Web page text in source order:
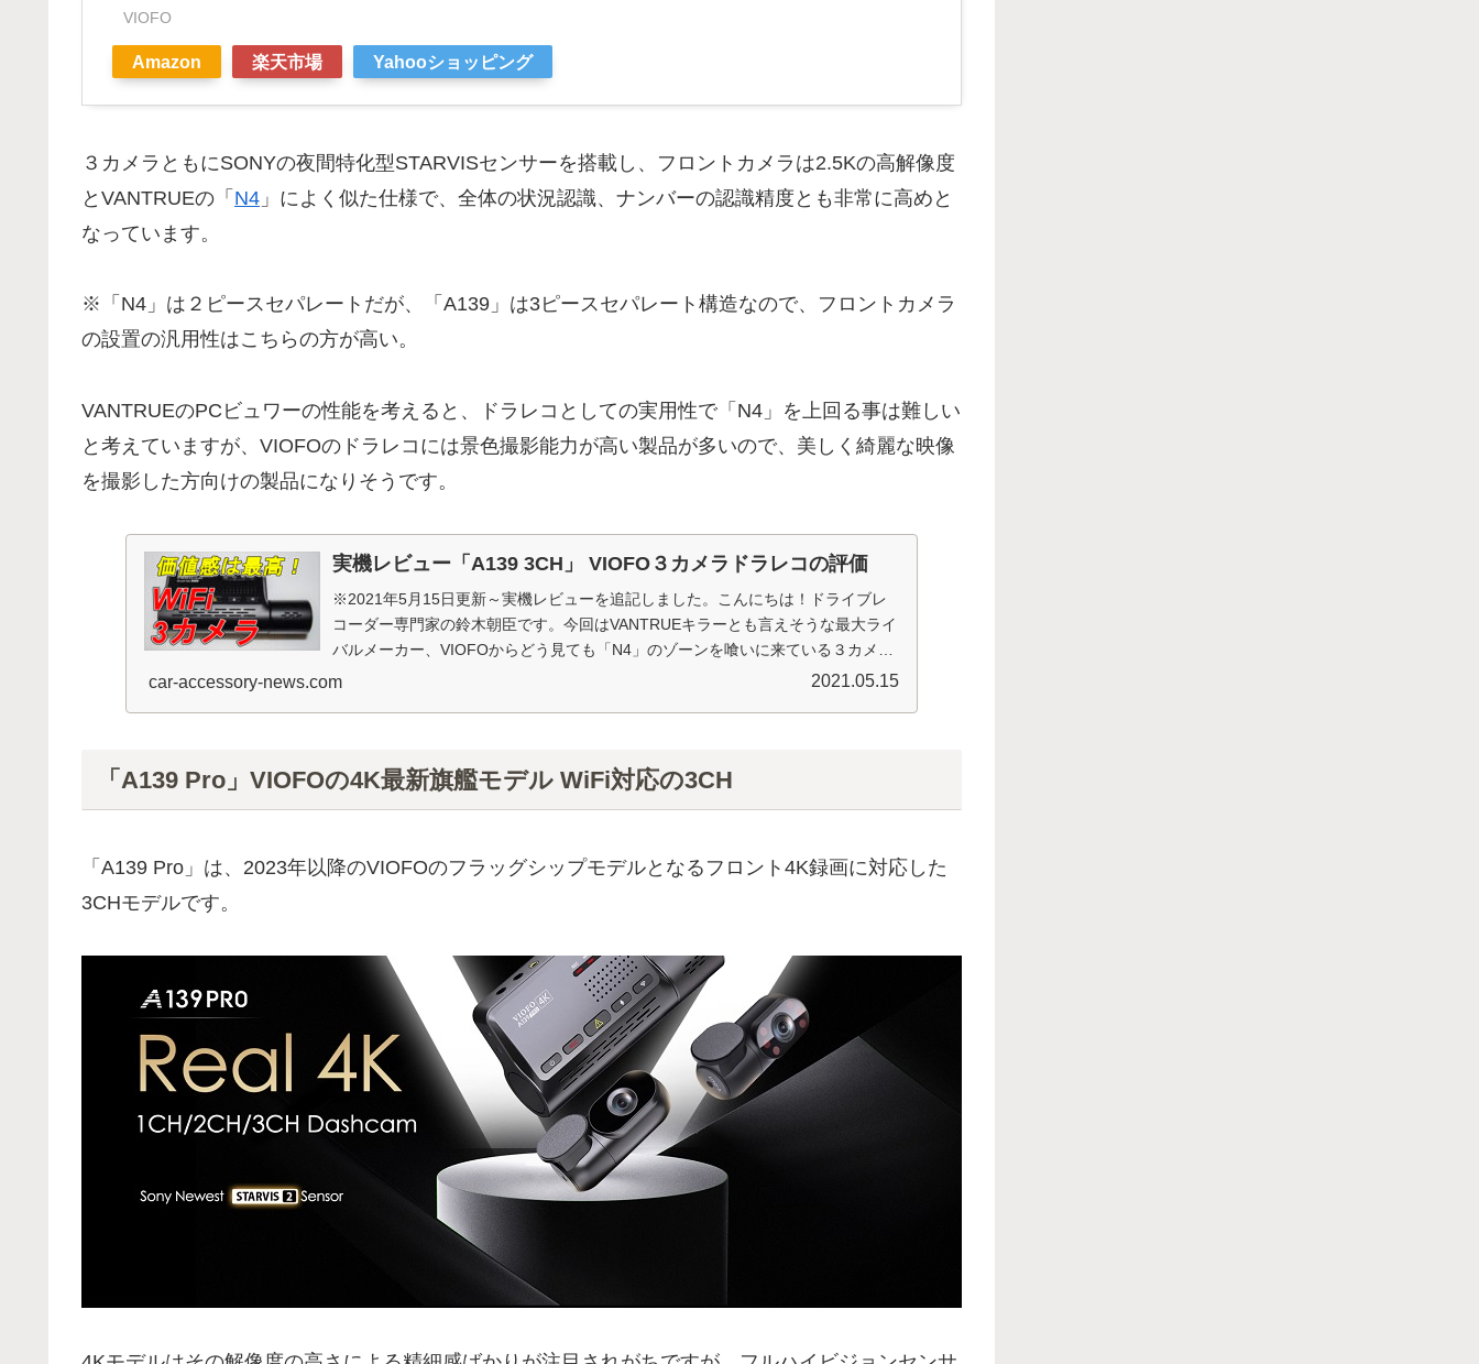
VIOFO
Amazon 楽天市場 Yahooショッピング
３カメラともにSONYの夜間特化型STARVISセンサーを搭載し、フロントカメラは2.5Kの高解像度
とVANTRUEの「 N4 」によく似た仕様で、全体の状況認識、ナンバーの認識精度とも非常に高めと
なっています。
※「N4」は２ピースセパレートだが、「A139」は3ピースセパレート構造なので、フロントカメラ
の設置の汎用性はこちらの方が高い。
VANTRUEのPCビュワーの性能を考えると、ドラレコとしての実用性で「N4」を上回る事は難しい
と考えていますが、VIOFOのドラレコには景色撮影能力が高い製品が多いので、美しく綺麗な映像
を撮影した方向けの製品になりそうです。
実機レビュー「A139 3CH」 VIOFO３カメラドラレコの評価
※2021年5月15日更新～実機レビューを追記しました。こんにちは！ドライブレ
コーダー専門家の鈴木朝臣です。今回はVANTRUEキラーとも言えそうな最大ライ
バルメーカー、VIOFOからどう見ても「N4」のゾーンを喰いに来ている３カメラ
モデル...
car-accessory-news.com 2021.05.15
「A139 Pro」VIOFOの4K最新旗艦モデル WiFi対応の3CH
「A139 Pro」は、2023年以降のVIOFOのフラッグシップモデルとなるフロント4K録画に対応した
3CHモデルです。